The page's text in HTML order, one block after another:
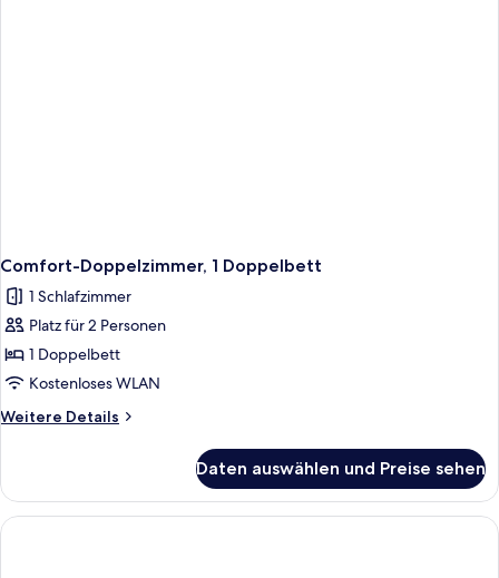
Comfort-Doppelzimmer, 1 Doppelbett
1 Schlafzimmer
Platz für 2 Personen
1 Doppelbett
Kostenloses WLAN
Weitere Details
Weitere
Doppelzimmer,
Doppelbett
Daten auswählen und Preise sehen